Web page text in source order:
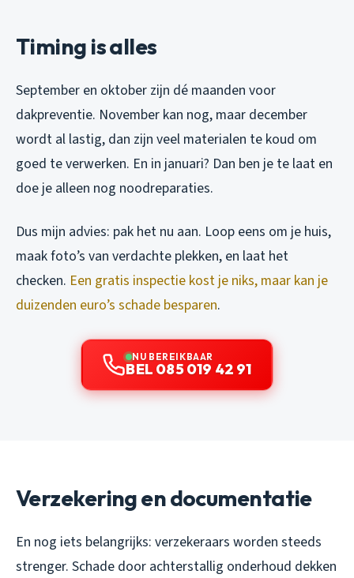
Timing is alles
September en oktober zijn dé maanden voor
dakpreventie. November kan nog, maar december
wordt al lastig, dan zijn veel materialen te koud om
goed te verwerken. En in januari? Dan ben je te laat en
doe je alleen nog noodreparaties.
Dus mijn advies: pak het nu aan. Loop eens om je huis,
maak foto’s van verdachte plekken, en laat het
checken. Een gratis inspectie kost je niks, maar kan je
duizenden euro’s schade besparen.
NU BEREIKBAAR
BEL 085 019 42 91
Verzekering en documentatie
En nog iets belangrijks: verzekeraars worden steeds
strenger. Schade door achterstallig onderhoud dekken